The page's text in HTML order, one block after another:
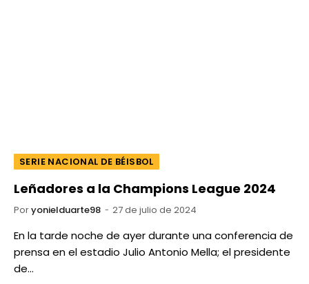
SERIE NACIONAL DE BÉISBOL
Leñadores a la Champions League 2024
Poryonielduarte98 27 de julio de 2024
En la tarde noche de ayer durante una conferencia de
prensa en el estadio Julio Antonio Mella; el presidente
de…